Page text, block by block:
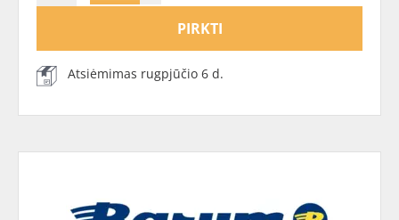
PIRKTI
Atsiėmimas rugpjūčio 6 d.